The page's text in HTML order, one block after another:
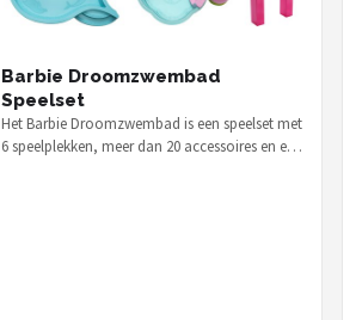
Barbie Droomzwembad
Speelset
Het Barbie Droomzwembad is een speelset met
6 speelplekken, meer dan 20 accessoires en een